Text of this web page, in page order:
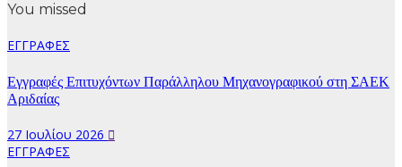
You missed
ΕΓΓΡΑΦΕΣ
Εγγραφές Επιτυχόντων Παράλληλου Μηχανογραφικού στη ΣΑΕΚ
Αριδαίας
27 Ιουλίου 2026
ΕΓΓΡΑΦΕΣ